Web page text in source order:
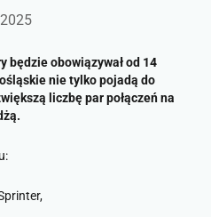
będzie obowiązywał od 14
nie tylko pojadą do
liczbę par połączeń na